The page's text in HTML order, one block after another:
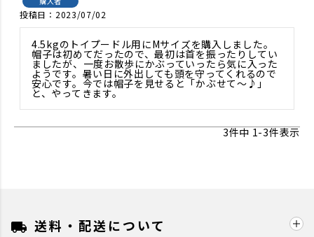
投稿日 2023/07/02
4.5kgのトイプードル用にMサイズを購入しました。
帽子は初めてだったので、最初は首を振ったりしてい
ましたが、一度お散歩にかぶっていったら気に入った
ようです。暑い日に外出しても頭を守ってくれるので
安心です。今では帽子を見せると「かぶせて〜♪」
と、やってきます。
3件中 1-3件表示
local_shipping 送料・配送について